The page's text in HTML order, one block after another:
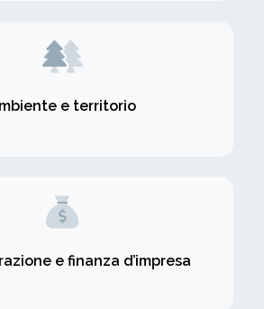
e territorio
e finanza d’impresa